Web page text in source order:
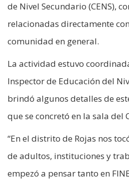
de Nivel Secundario (CENS),
relacionadas directamente
comunidad en general.
La actividad estuvo
Inspector de Educación del
brindó algunos detalles de
que se concretó en la sala del
“En el distrito de Rojas nos
de adultos, instituciones y
empezó a pensar tanto en